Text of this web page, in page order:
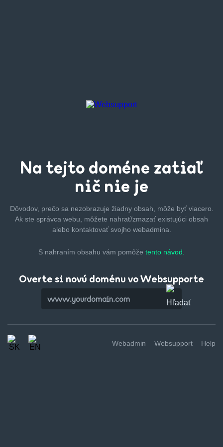
Na tejto doméne zatiaľ
nič nie je
Dôvodov, prečo sa nezobrazuje žiadny obsah, môže byťviacero.
Ak ste správca webu, môžete nahrať/zmazaťexistujúci obsah
alebo kontaktovať svojho webadmina.
S nahraním obsahu vám pomôže tento návod.
Overte si novú doménu vo Websupporte
Webadmin Websupport Help